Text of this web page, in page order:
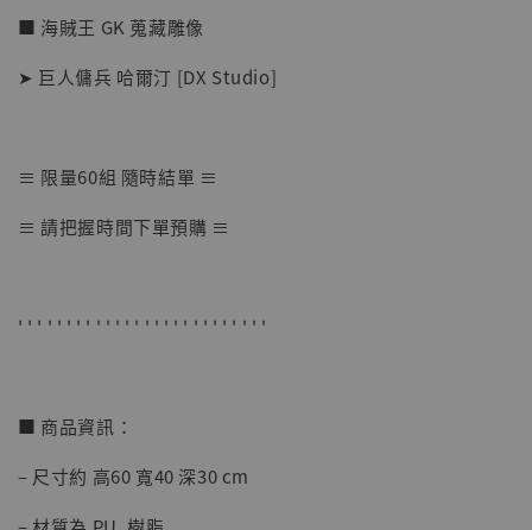
【店內現貨】七龍珠 系列蒐藏雕像 悟空 鳥山
NT$ 5,580
■ 海賊王 GK 蒐藏雕像
➤ 巨人傭兵 哈爾汀 [DX Studio]
≡ 限量60組 隨時結單 ≡
≡ 請把握時間下單預購 ≡
' ' ' ' ' ' ' ' ' ' ' ' ' ' ' ' ' ' ' ' ' ' ' ' ' '
■ 商品資訊：
– 尺寸約 高60 寬40 深30 cm